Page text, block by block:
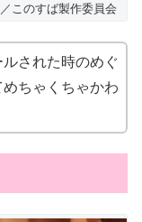
このすば製作委員会
された時のめぐ
ちゃくちゃかわ